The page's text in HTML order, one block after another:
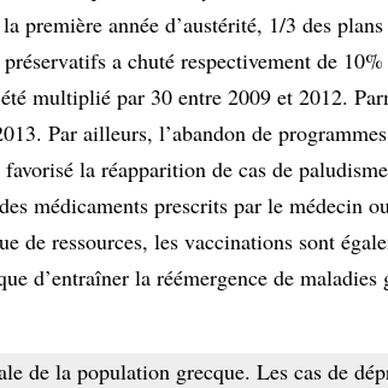
année d’austérité, 1/3 des
a chuté respectivement de
multiplié par 30 entre 2009 et 2012.
Par ailleurs, l’abandon de
la réapparition de cas de
médicaments prescrits par le médecin
de ressources, les vaccinations sont
d’entraîner la réémergence de maladies
de la population grecque. Les cas de